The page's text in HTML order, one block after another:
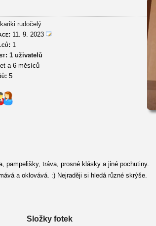
rudočelý
11. 9. 2023
1
1 uživatelů
a 6 měsíců
5
pampelišky, tráva, prosné klásky a jiné pochutiny.
a oklovává. :) Nejraději si hledá různé skrýše.
Složky fotek